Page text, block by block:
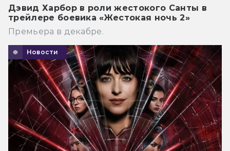
Дэвид Харбор в роли жестокого Санты в
трейлере боевика «Жестокая ночь 2»
Премьера в декабре.
Новости